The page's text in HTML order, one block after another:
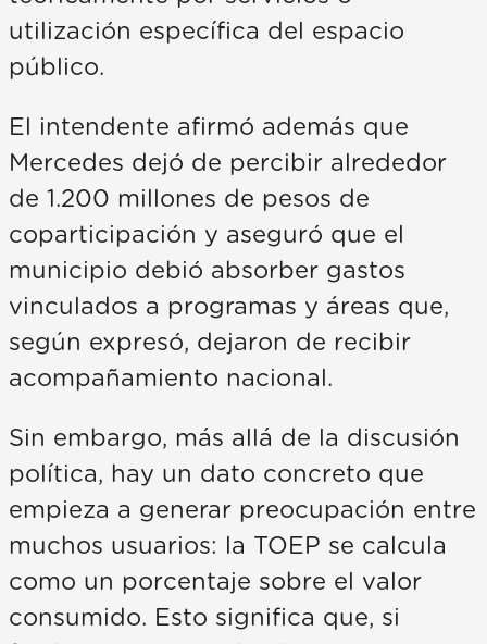
utilización específica del espacio
público.
El intendente afirmó además que
Mercedes dejó de percibir alrededor
de 1.200 millones de pesos de
coparticipación y aseguró que el
municipio debió absorber gastos
vinculados a programas y áreas que,
según expresó, dejaron de recibir
acompañamiento nacional.
Sin embargo, más allá de la discusión
política, hay un dato concreto que
empieza a generar preocupación entre
muchos usuarios: la TOEP se calcula
como un porcentaje sobre el valor
consumido. Esto significa que, si